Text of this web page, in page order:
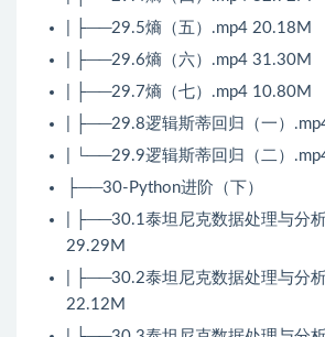
| ├──29.5熵（五）.mp4 20.18M
| ├──29.6熵（六）.mp4 31.30M
| ├──29.7熵（七）.mp4 10.80M
| ├──29.8逻辑斯蒂回归（一）
| └──29.9逻辑斯蒂回归（二）
├──30-Python进阶（下）
| ├──30.1泰坦尼克数据处理与分
29.29M
| ├──30.2泰坦尼克数据处理与分
22.12M